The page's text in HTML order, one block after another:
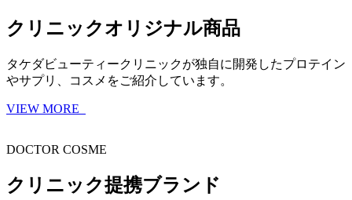
クリニックオリジナル商品
タケダビューティークリニックが独自に開発したプロテイン
やサプリ、コスメをご紹介しています。
VIEW MORE
DOCTOR COSME
クリニック提携ブランド